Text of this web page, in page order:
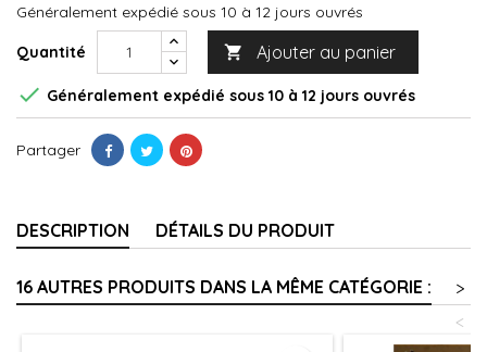
Généralement expédié sous 10 à 12 jours ouvrés
Quantité  Ajouter au panier
 Généralement expédié sous 10 à 12 jours ouvrés
Partager
DESCRIPTION DÉTAILS DU PRODUIT
16 AUTRES PRODUITS DANS LA MÊME CATÉGORIE :
>
<